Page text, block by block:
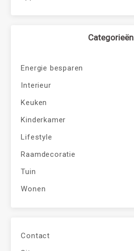
Categorieën
Energie besparen
Interieur
Keuken
Kinderkamer
Lifestyle
Raamdecoratie
Tuin
Wonen
Contact